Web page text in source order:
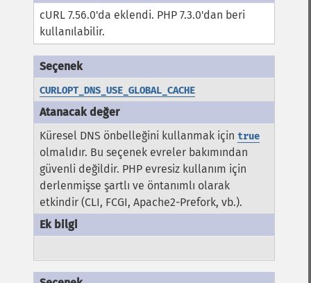
cURL 7.56.0'da eklendi. PHP 7.3.0'dan beri
kullanılabilir.
CURLOPT_DNS_USE_GLOBAL_CACHE
Küresel DNS önbelleğini kullanmak için true
olmalıdır. Bu seçenek evreler bakımından
güvenli değildir. PHP evresiz kullanım için
derlenmişse şartlı ve öntanımlı olarak
etkindir (CLI, FCGI, Apache2-Prefork, vb.).